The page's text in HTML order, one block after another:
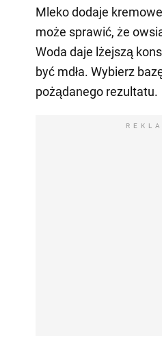
Mleko dodaje
może sprawić, że
Woda daje lżejszą
być mdła. Wybierz
pożądanego rezultatu.